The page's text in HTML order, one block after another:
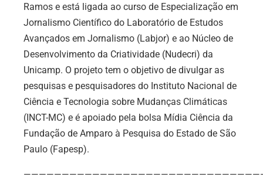
Ramos e está ligada ao curso de Especialização em
Jornalismo Científico do Laboratório de Estudos
Avançados em Jornalismo (Labjor) e ao Núcleo de
Desenvolvimento da Criatividade (Nudecri) da
Unicamp. O projeto tem o objetivo de divulgar as
pesquisas e pesquisadores do Instituto Nacional de
Ciência e Tecnologia sobre Mudanças Climáticas
(INCT-MC) e é apoiado pela bolsa Mídia Ciência da
Fundação de Amparo à Pesquisa do Estado de São
Paulo (Fapesp).